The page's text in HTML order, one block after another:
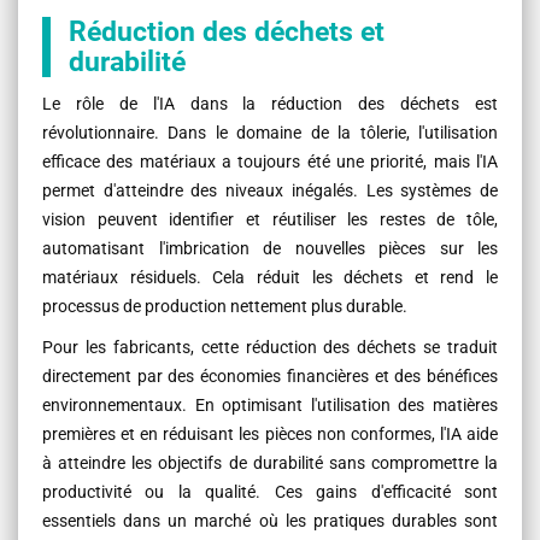
Réduction des déchets et
durabilité
Le rôle de l'IA dans la réduction des déchets est
révolutionnaire. Dans le domaine de la tôlerie, l'utilisation
efficace des matériaux a toujours été une priorité, mais l'IA
permet d'atteindre des niveaux inégalés. Les systèmes de
vision peuvent identifier et réutiliser les restes de tôle,
automatisant l'imbrication de nouvelles pièces sur les
matériaux résiduels. Cela réduit les déchets et rend le
processus de production nettement plus durable.
Pour les fabricants, cette réduction des déchets se traduit
directement par des économies financières et des bénéfices
environnementaux. En optimisant l'utilisation des matières
premières et en réduisant les pièces non conformes, l'IA aide
à atteindre les objectifs de durabilité sans compromettre la
productivité ou la qualité. Ces gains d'efficacité sont
essentiels dans un marché où les pratiques durables sont